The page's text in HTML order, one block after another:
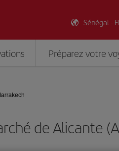
Sénégal -
Préparez votre
de Alicante